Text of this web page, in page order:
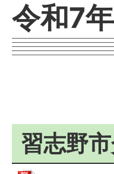
令和7
習志野